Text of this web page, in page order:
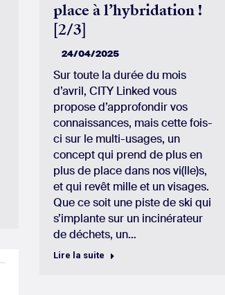
place à l’hybridation !
[2/3]
24/04/2025
Sur toute la durée du mois
d’avril, CITY Linked vous
propose d’approfondir vos
connaissances, mais cette fois-
ci sur le multi-usages, un
concept qui prend de plus en
plus de place dans nos vi(lle)s,
et qui revêt mille et un visages.
Que ce soit une piste de ski qui
s’implante sur un incinérateur
de déchets, un…
Lire la suite